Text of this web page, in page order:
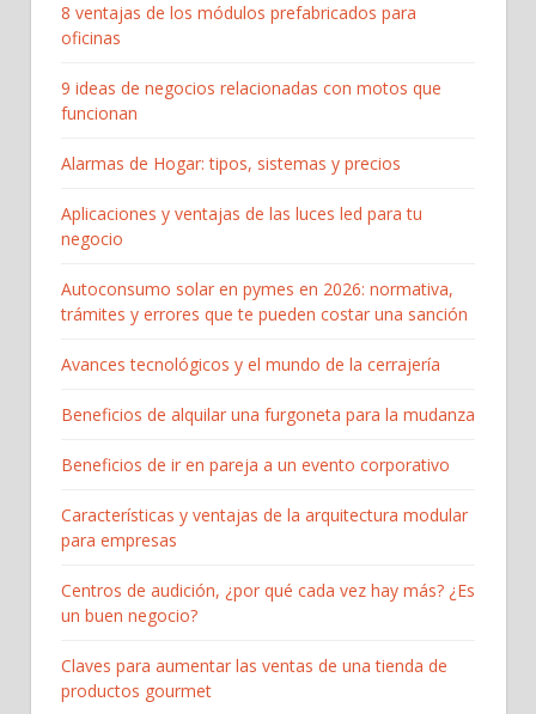
8 ventajas de los módulos prefabricados para
oficinas
9 ideas de negocios relacionadas con motos que
funcionan
Alarmas de Hogar: tipos, sistemas y precios
Aplicaciones y ventajas de las luces led para tu
negocio
Autoconsumo solar en pymes en 2026: normativa,
trámites y errores que te pueden costar una sanción
Avances tecnológicos y el mundo de la cerrajería
Beneficios de alquilar una furgoneta para la mudanza
Beneficios de ir en pareja a un evento corporativo
Características y ventajas de la arquitectura modular
para empresas
Centros de audición, ¿por qué cada vez hay más? ¿Es
un buen negocio?
Claves para aumentar las ventas de una tienda de
productos gourmet